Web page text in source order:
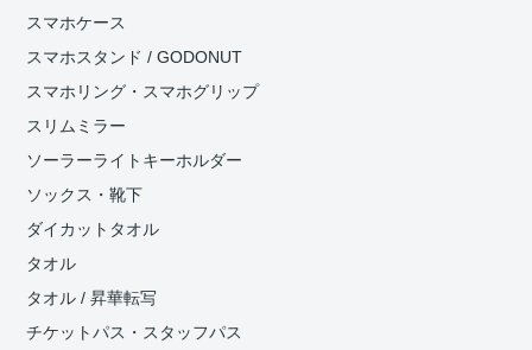
スマホケース
スマホスタンド / GODONUT
スマホリング・スマホグリップ
スリムミラー
ソーラーライトキーホルダー
ソックス・靴下
ダイカットタオル
タオル
タオル / 昇華転写
チケットパス・スタッフパス